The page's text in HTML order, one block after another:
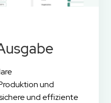
und
und effiziente